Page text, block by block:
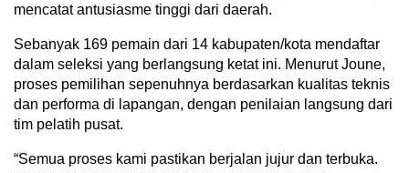
mencatat antusiasme tinggi dari daerah.
Sebanyak 169 pemain dari 14 kabupaten/kota mendaftar
dalam seleksi yang berlangsung ketat ini. Menurut Joune,
proses pemilihan sepenuhnya berdasarkan kualitas teknis
dan performa di lapangan, dengan penilaian langsung dari
tim pelatih pusat.
“Semua proses kami pastikan berjalan jujur dan terbuka.